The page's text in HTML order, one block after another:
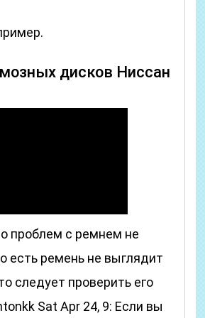
дисков Ниссан
проблем с ремнем не
есть ремень не выглядит
следует проверить его
Sat Apr 24, 9: Если вы